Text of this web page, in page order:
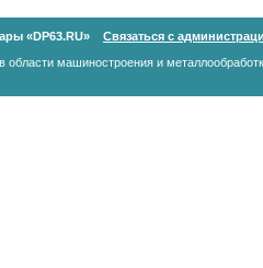
«DP63.RU»
Связаться с
машиностроения и